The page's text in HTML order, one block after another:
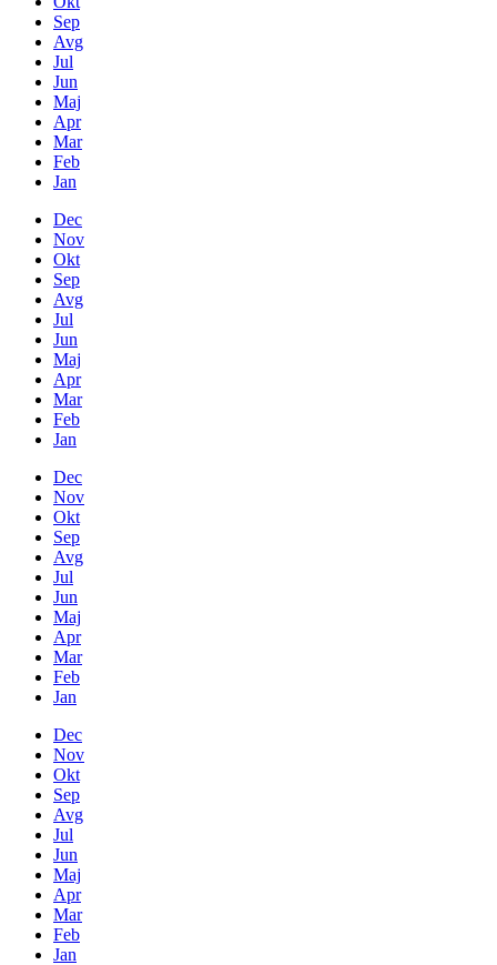
Sep
Avg
Jul
Jun
Maj
Apr
Mar
Feb
Jan
Dec
Nov
Okt
Sep
Avg
Jul
Jun
Maj
Apr
Mar
Feb
Jan
Dec
Nov
Okt
Sep
Avg
Jul
Jun
Maj
Apr
Mar
Feb
Jan
Dec
Nov
Okt
Sep
Avg
Jul
Jun
Maj
Apr
Mar
Feb
Jan